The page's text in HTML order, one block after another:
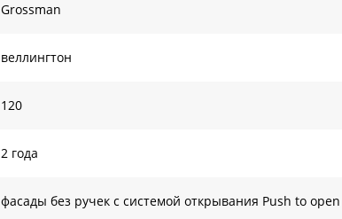
Grossman
веллингтон
120
2 года
фасады без ручек с системой открывания Push to open